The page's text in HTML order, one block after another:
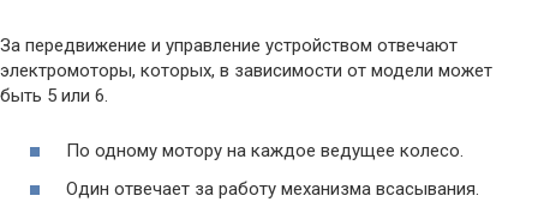
За передвижение и управление устройством отвечают
электромоторы, которых, в зависимости от модели может
быть 5 или 6.
По одному мотору на каждое ведущее колесо.
Один отвечает за работу механизма всасывания.